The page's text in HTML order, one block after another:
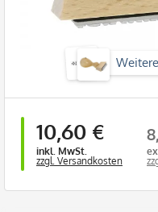
10,60 €
inkl. MwSt.
zzgl. Versandkosten